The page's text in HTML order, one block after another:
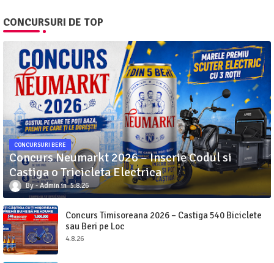
CONCURSURI DE TOP
CONCURSURI BERE
Concurs Neumarkt 2026 – Inscrie Codul si
Castiga o Tricicleta Electrica
Admin 5.8.26
Concurs Timisoreana 2026 – Castiga 540 Biciclete
sau Beri pe Loc
4.8.26